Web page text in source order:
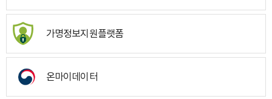
가명정보지원플랫폼
온마이데이터